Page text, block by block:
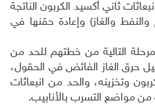
ثاني أكسيد الكربون الناتجة
والغاز) وإعادة حقنها في
التالية من خطتهم للحد من
حرق الغاز الفائض في الحقول،
وتخزينه، والحد من انبعاثات
من مواضع التسرب بالأنابيب.